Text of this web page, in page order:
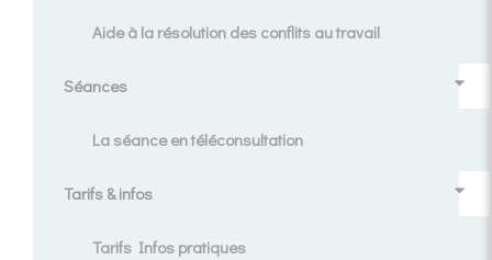
Aide à la résolution des conflits au travail
Séances
La séance en téléconsultation
Tarifs & infos
Tarifs Infos pratiques